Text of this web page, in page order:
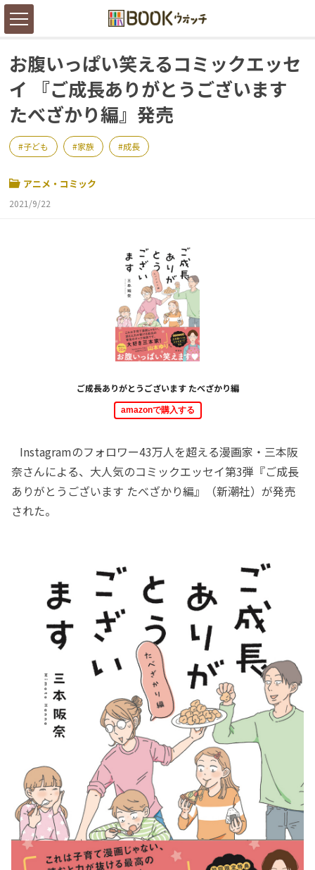
お腹いっぱい笑えるコミックエッセ
イ 『ご成長ありがとうございます
たべざかり編』発売
子ども 家族 成長
アニメ・コミック
2021/9/22
ご成長ありがとうございます たべざかり編
amazonで購入する
Instagramのフォロワー43万人を超える漫画家・三本阪
奈さんによる、大人気のコミックエッセイ第3弾『ご成長
ありがとうございます たべざかり編』（新潮社）が発売
された。